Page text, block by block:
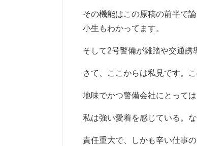
その機能はこの原稿の前半で
小生もわかってます。
そして2号警備が雑踏や交通誘
さて、ここからは私見です。
地味でかつ警備会社にとって
私は強い愛着を感じている。
責任重大で、しかも辛い仕事